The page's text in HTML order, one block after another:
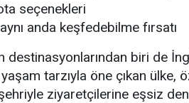
seçenekleri
anda keşfedebilme fırsatı
destinasyonlarından biri de
tarzıyla öne çıkan ülke,
ziyaretçilerine eşsiz